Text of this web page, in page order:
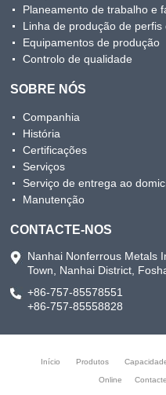
Planeamento de trabalho e
Linha de produção de perfis
Equipamentos de produção
Controlo de qualidade
SOBRE NÓS
Companhia
História
Certificações
Serviços
Serviço de entrega ao
Manutenção
CONTACTE-NOS
Nanhai Nonferrous Metals
Town, Nanhai District,
+86-757-85578551
+86-757-85558828
Início Produtos
Online